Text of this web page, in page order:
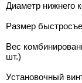
Диаметр нижнего
Размер
Вес
шт.)
Установочный